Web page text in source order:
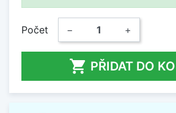
Počet − +
 PŘIDAT DO